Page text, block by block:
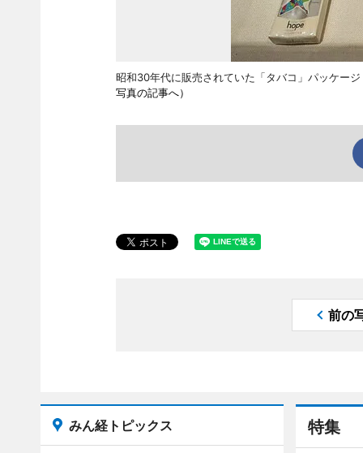
昭和30年代に販売されていた「タバコ」パッケー
写真の記事へ）
前の
特集
みん経トピックス